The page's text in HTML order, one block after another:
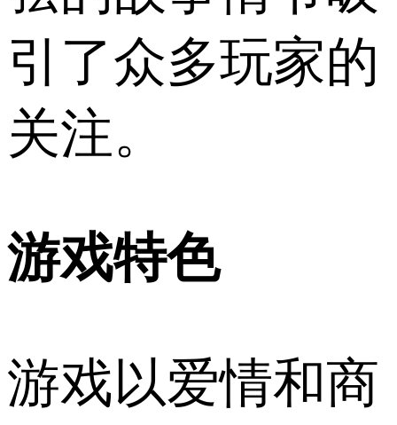
引了众多玩家的
关注。
游戏特色
游戏以爱情和商